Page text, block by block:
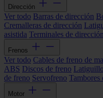
Dirección
Ver todo Barras de dirección
Cremalleras de dirección
asistida Terminales de dirección
Frenos
Ver todo Cables de freno de
ABS Discos de freno
de freno Servofreno Tambores
Motor